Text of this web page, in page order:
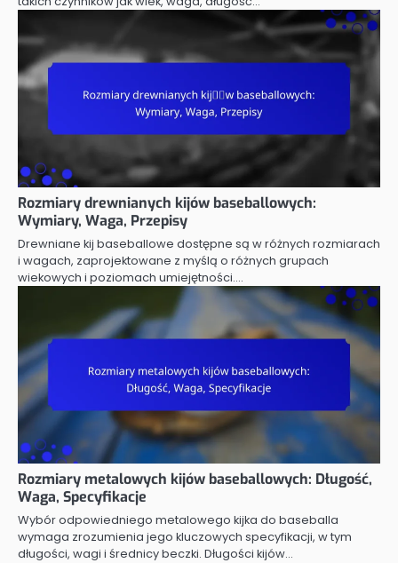
Rozmiary drewnianych kijów baseballowych:
Wymiary, Waga, Przepisy
Drewniane kij baseballowe dostępne są w różnych rozmiarach
i wagach, zaprojektowane z myślą o różnych grupach
wiekowych i poziomach umiejętności.…
Rozmiary metalowych kijów baseballowych: Długość,
Waga, Specyfikacje
Wybór odpowiedniego metalowego kijka do baseballa
wymaga zrozumienia jego kluczowych specyfikacji, w tym
długości, wagi i średnicy beczki. Długości kijów…